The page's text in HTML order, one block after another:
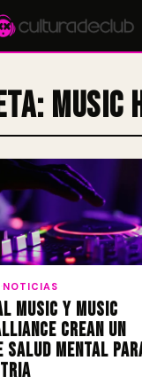
Music
NOTICIAS
Music y Music
crean un
salud mental